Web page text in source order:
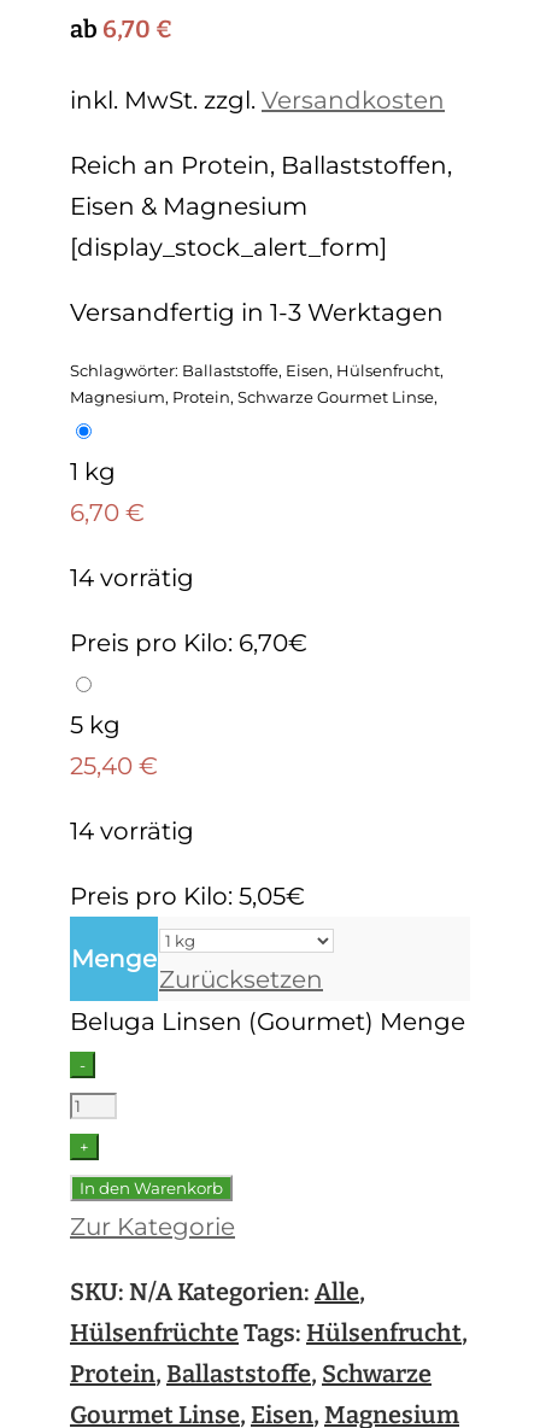
ab 6,70 €
inkl. MwSt. zzgl. Versandkosten
Reich an Protein, Ballaststoffen,
Eisen & Magnesium
[display_stock_alert_form]
Versandfertig in 1-3 Werktagen
Schlagwörter: Ballaststoffe, Eisen, Hülsenfrucht,
Magnesium, Protein, Schwarze Gourmet Linse,
1 kg
6,70 €
14 vorrätig
Preis pro Kilo: 6,70€
5 kg
25,40 €
14 vorrätig
Preis pro Kilo: 5,05€
Menge
Zurücksetzen
Beluga Linsen (Gourmet) Menge
-
+
In den Warenkorb
Zur Kategorie
SKU: N/AKategorien: Alle,
HülsenfrüchteTags: Hülsenfrucht,
Protein, Ballaststoffe, Schwarze
Gourmet Linse, Eisen, Magnesium